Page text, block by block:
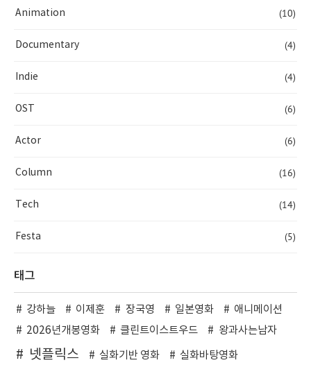
Animation (10)
Documentary (4)
Indie (4)
OST (6)
Actor (6)
Column (16)
Tech (14)
Festa (5)
태그
강하늘 이제훈 장국영 일본영화
애니메이션
2026년개봉영화
클린트이스트우드 왕과사는남자
넷플릭스 실화기반 영화
실화바탕영화